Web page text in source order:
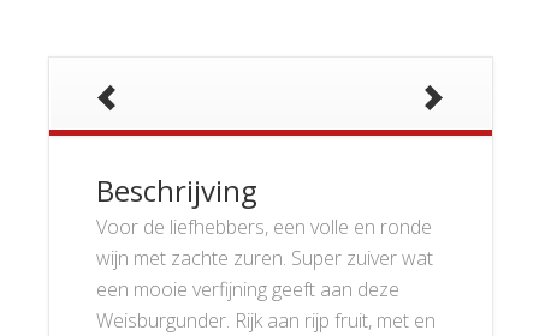
Beschrijving
Voor de liefhebbers, een volle en ronde
wijn met zachte zuren. Super zuiver wat
een mooie verfijning geeft aan deze
Weisburgunder. Rijk aan rijp fruit, met en